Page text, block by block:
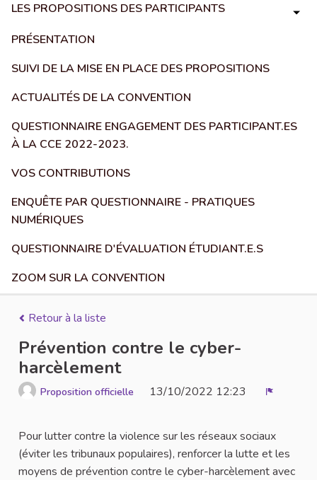
LES PROPOSITIONS DES PARTICIPANTS
PRÉSENTATION
SUIVI DE LA MISE EN PLACE DES PROPOSITIONS
ACTUALITÉS DE LA CONVENTION
QUESTIONNAIRE ENGAGEMENT DES PARTICIPANT.ES
À LA CCE 2022-2023.
VOS CONTRIBUTIONS
ENQUÊTE PAR QUESTIONNAIRE - PRATIQUES
NUMÉRIQUES
QUESTIONNAIRE D'ÉVALUATION ÉTUDIANT.E.S
ZOOM SUR LA CONVENTION
Retour à la liste
Prévention contre le cyber-
harcèlement
Proposition officielle 13/10/2022 12:23
Pour lutter contre la violence sur les réseaux sociaux
(éviter les tribunaux populaires), renforcer la lutte et les
moyens de prévention contre le cyber-harcèlement avec